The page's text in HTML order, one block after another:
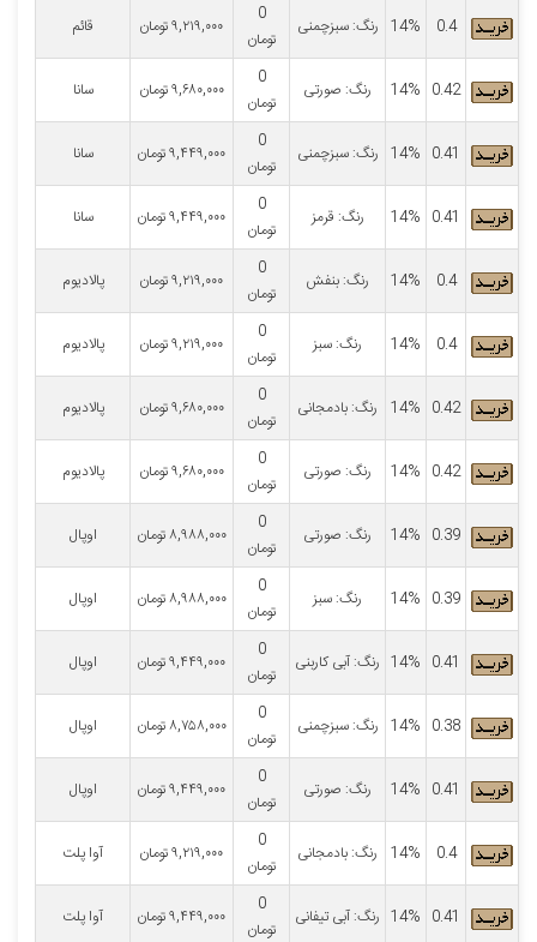
0.4
14% رنگ: سبزچمنی
0
تومان
۹,۲۱۹,۰۰۰تومان قائم
0.42
14% رنگ: صورتی
0
تومان
۹,۶۸۰,۰۰۰تومان سانا
0.41
14% رنگ: سبزچمنی
0
تومان
۹,۴۴۹,۰۰۰تومان سانا
0.41
14% رنگ: قرمز
0
تومان
۹,۴۴۹,۰۰۰تومان سانا
0.4
14% رنگ: بنفش
0
تومان
۹,۲۱۹,۰۰۰تومان پالادیوم
0.4
14% رنگ: سبز
0
تومان
۹,۲۱۹,۰۰۰تومان پالادیوم
0.42
14% رنگ: بادمجانی
0
تومان
۹,۶۸۰,۰۰۰تومان پالادیوم
0.42
14% رنگ: صورتی
0
تومان
۹,۶۸۰,۰۰۰تومان پالادیوم
0.39
14% رنگ: صورتی
0
تومان
۸,۹۸۸,۰۰۰تومان اوپال
0.39
14% رنگ: سبز
0
تومان
۸,۹۸۸,۰۰۰تومان اوپال
0.41
14% رنگ: آبی کاربنی
0
تومان
۹,۴۴۹,۰۰۰تومان اوپال
0.38
14% رنگ: سبزچمنی
0
تومان
۸,۷۵۸,۰۰۰تومان اوپال
0.41
14% رنگ: صورتی
0
تومان
۹,۴۴۹,۰۰۰تومان اوپال
0.4
14% رنگ: بادمجانی
0
تومان
۹,۲۱۹,۰۰۰تومان آوا پلت
0.41
14% رنگ: آبی تیفانی
0
تومان
۹,۴۴۹,۰۰۰تومان آوا پلت